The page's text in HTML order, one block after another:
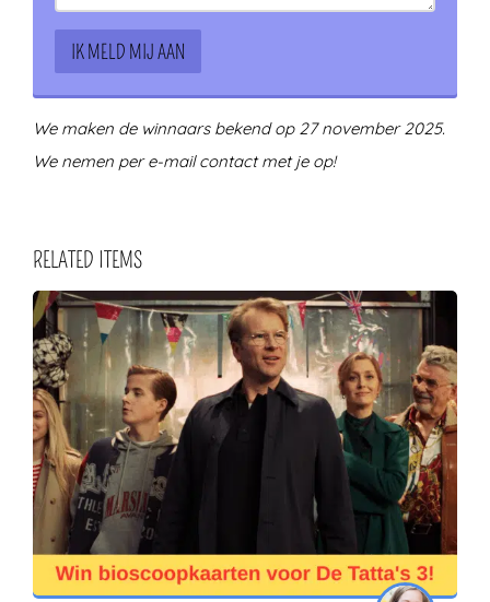
We maken de winnaars bekend op 27 november 2025.
We nemen per e-mail contact met je op!
RELATED ITEMS